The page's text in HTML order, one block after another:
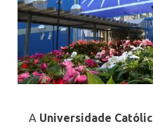
A Universidade